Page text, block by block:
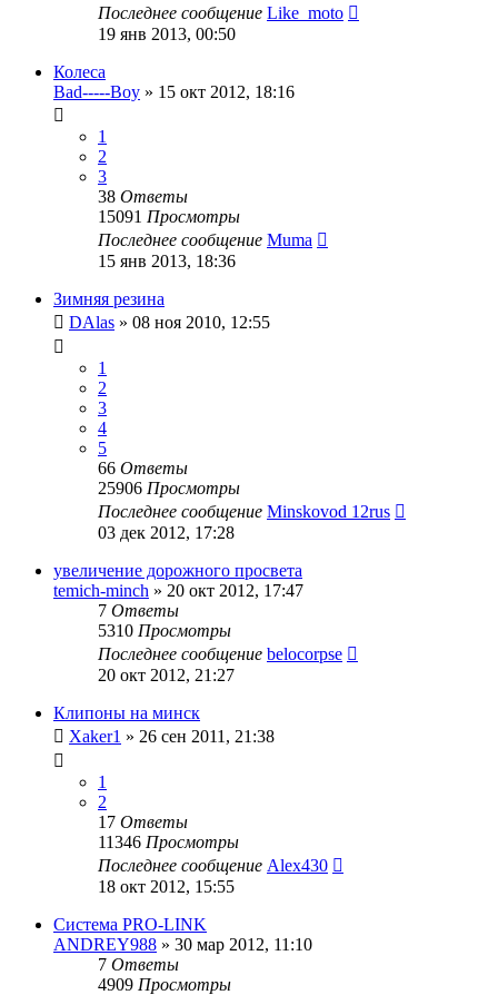
Последнее сообщение Like_moto
19 янв 2013, 00:50
Колеса
Bad-----Boy » 15 окт 2012, 18:16
1
2
3
38 Ответы
15091 Просмотры
Последнее сообщение Muma
15 янв 2013, 18:36
Зимняя резина
DAlas » 08 ноя 2010, 12:55
1
2
3
4
5
66 Ответы
25906 Просмотры
Последнее сообщение Minskovod 12rus
03 дек 2012, 17:28
увеличение дорожного просвета
temich-minch » 20 окт 2012, 17:47
7 Ответы
5310 Просмотры
Последнее сообщение belocorpse
20 окт 2012, 21:27
Клипоны на минск
Xaker1 » 26 сен 2011, 21:38
1
2
17 Ответы
11346 Просмотры
Последнее сообщение Alex430
18 окт 2012, 15:55
Система PRO-LINK
ANDREY988 » 30 мар 2012, 11:10
7 Ответы
4909 Просмотры